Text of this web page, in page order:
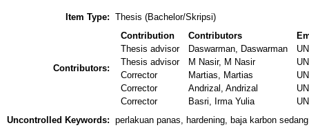
Item Type: Thesis (Bachelor/Skripsi)
Contributors:
Contribution Contributors
Thesis advisor
Daswarman, Daswarman
Thesis advisor
M Nasir, M Nasir
Corrector
Martias, Martias
Corrector
Andrizal, Andrizal
Corrector
Basri, Irma Yulia
Uncontrolled Keywords: perlakuan panas, hardening, baja karbon